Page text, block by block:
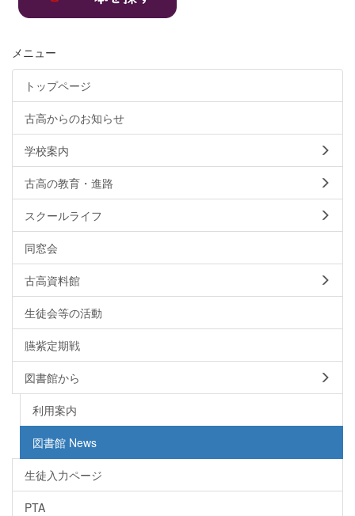
メニュー
トップページ
古高からのお知らせ
学校案内
古高の教育・進路
スクールライフ
同窓会
古高資料館
生徒会等の活動
臙紫定期戦
図書館から
利用案内
図書館 News
生徒入力ページ
PTA